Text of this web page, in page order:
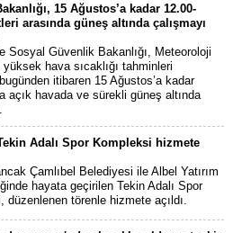
15 Ağustos’a kadar 12.00-
arasında güneş altında çalışmayı
Sosyal Güvenlik Bakanlığı, Meteoroloji
yüksek hava sıcaklığı tahminleri
itibaren 15 Ağustos’a kadar
açık havada ve sürekli güneş altında
Adalı Spor Kompleksi hizmete
Çamlıbel Belediyesi ile Albel Yatırım
hayata geçirilen Tekin Adalı Spor
düzenlenen törenle hizmete açıldı.